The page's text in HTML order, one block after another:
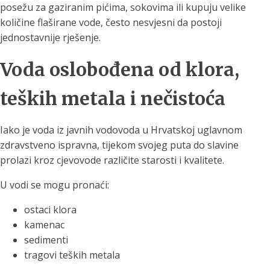
posežu za gaziranim pićima, sokovima ili kupuju velike
količine flaširane vode, često nesvjesni da postoji
jednostavnije rješenje.
Voda oslobođena od klora,
teških metala i nečistoća
Iako je voda iz javnih vodovoda u Hrvatskoj uglavnom
zdravstveno ispravna, tijekom svojeg puta do slavine
prolazi kroz cjevovode različite starosti i kvalitete.
U vodi se mogu pronaći:
ostaci klora
kamenac
sedimenti
tragovi teških metala